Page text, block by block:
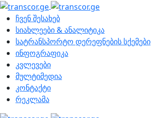
ჩვენ შესახებ
სიახლეები & ანალიტიკა
სატრანსპორტო დერეფნების სქემები
ინფოგრაფიკა
კვლევები
მულტიმედია
კონტაქტი
რეკლამა